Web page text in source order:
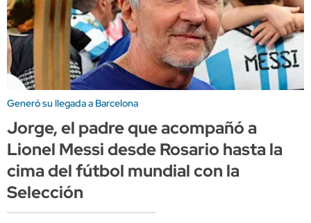
Generó su llegada a Barcelona
Jorge, el padre que acompañó a
Lionel Messi desde Rosario hasta la
cima del fútbol mundial con la
Selección